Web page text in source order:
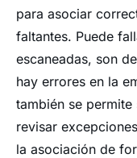
para asociar
faltantes. Puede
escaneadas, son
hay errores en la
también se
revisar
la asociación de